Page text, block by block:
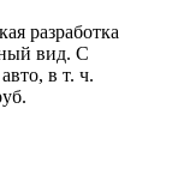
разработка
вид. С
в т. ч.